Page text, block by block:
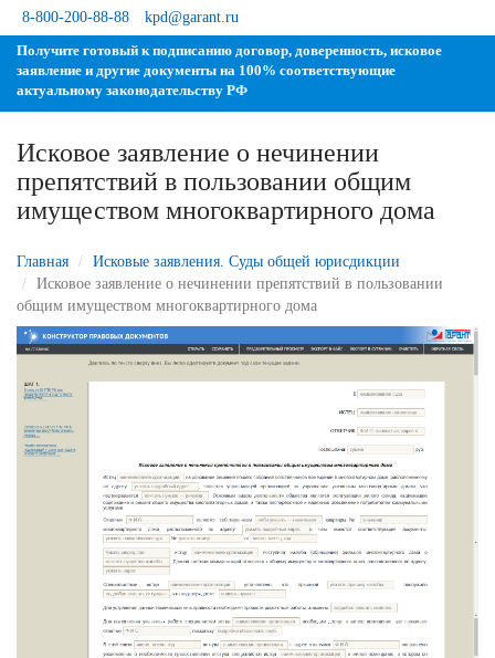
8-800-200-88-88
kpd@garant.ru
Получите готовый к подписанию договор, доверенность, исковое
заявление и другие документы на 100% соответствующие
актуальному законодательству РФ
Исковое заявление о нечинении
препятствий в пользовании общим
имуществом многоквартирного дома
Главная
Исковые заявления. Суды общей юрисдикции
Исковое заявление о нечинении препятствий в пользовании
общим имуществом многоквартирного дома